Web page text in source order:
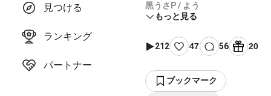
見つける
ランキング
パートナー
黒うさP / よう
もっと見る
212 47 56 20
ブックマーク